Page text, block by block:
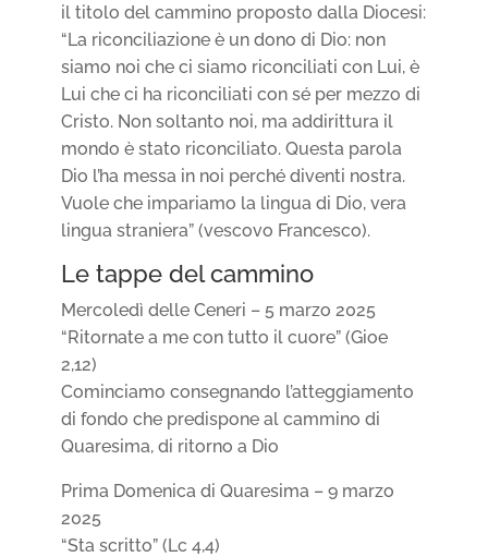
il titolo del cammino proposto dalla Diocesi:
“La riconciliazione è un dono di Dio: non
siamo noi che ci siamo riconciliati con Lui, è
Lui che ci ha riconciliati con sé per mezzo di
Cristo. Non soltanto noi, ma addirittura il
mondo è stato riconciliato. Questa parola
Dio l’ha messa in noi perché diventi nostra.
Vuole che impariamo la lingua di Dio, vera
lingua straniera” (vescovo Francesco).
Le tappe del cammino
Mercoledì delle Ceneri – 5 marzo 2025
“Ritornate a me con tutto il cuore” (Gioe
2,12)
Cominciamo consegnando l’atteggiamento
di fondo che predispone al cammino di
Quaresima, di ritorno a Dio
Prima Domenica di Quaresima – 9 marzo
2025
“Sta scritto” (Lc 4,4)